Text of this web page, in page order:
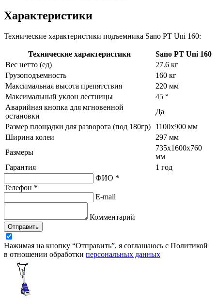
Характеристики
Технические характеристики подъемника Sano PT Uni 160:
Технические характеристики
Sano PT Uni 160
Вес нетто (ед)
27.6 кг
Грузоподъемность
160 кг
Максимальная высота препятствия
220 мм
Максимальный уклон лестницы
45 °
Аварийная кнопка для мгновенной
остановки
Да
Размер площадки для разворота (под 180гр)
1100х900 мм
Ширина колеи
297 мм
Размеры
735х1600х760
мм
Гарантия
1 год
ФИО *
Телефон *
E-mail
Комментарий
Отправить
Нажимая на кнопку “Отправить”, я соглашаюсь с Политикой
в отношении обработки персональных данных